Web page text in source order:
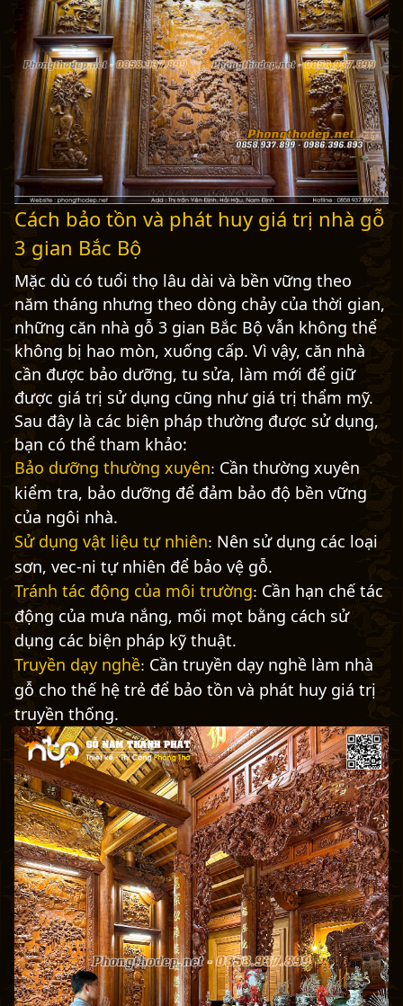
Cách bảo tồn và phát huy giá trị nhà gỗ
3 gian Bắc Bộ
Mặc dù có tuổi thọ lâu dài và bền vững theo
năm tháng nhưng theo dòng chảy của thời gian,
những căn nhà gỗ 3 gian Bắc Bộ vẫn không thể
không bị hao mòn, xuống cấp. Vì vậy, căn nhà
cần được bảo dưỡng, tu sửa, làm mới để giữ
được giá trị sử dụng cũng như giá trị thẩm mỹ.
Sau đây là các biện pháp thường được sử dụng,
bạn có thể tham khảo:
Bảo dưỡng thường xuyên: Cần thường xuyên
kiểm tra, bảo dưỡng để đảm bảo độ bền vững
của ngôi nhà.
Sử dụng vật liệu tự nhiên: Nên sử dụng các loại
sơn, vec-ni tự nhiên để bảo vệ gỗ.
Tránh tác động của môi trường: Cần hạn chế tác
động của mưa nắng, mối mọt bằng cách sử
dụng các biện pháp kỹ thuật.
Truyền dạy nghề: Cần truyền dạy nghề làm nhà
gỗ cho thế hệ trẻ để bảo tồn và phát huy giá trị
truyền thống.